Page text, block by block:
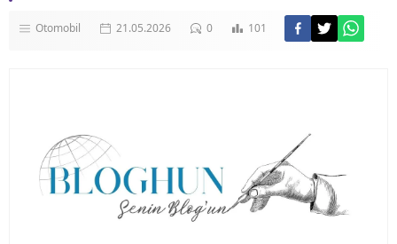
Otomobil 21.05.2026 0 101